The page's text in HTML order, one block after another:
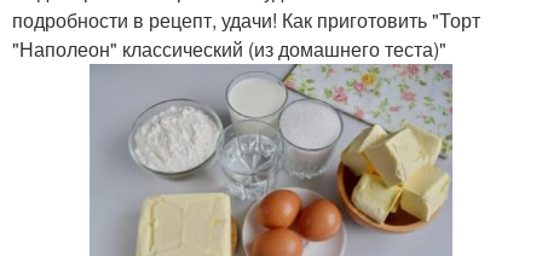
подробности в рецепт, удачи! Как приготовить "Торт
"Наполеон" классический (из домашнего теста)"